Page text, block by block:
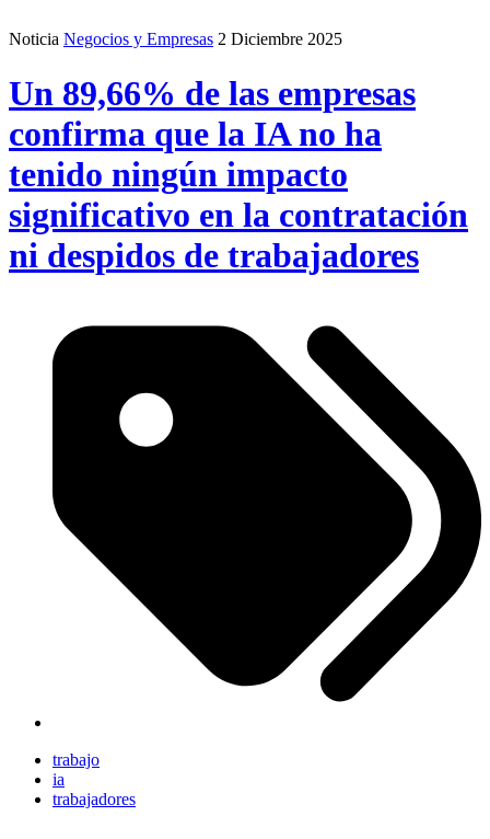
Noticia Negocios y Empresas 2 Diciembre 2025
Un 89,66% de las empresas
confirma que la IA no ha
tenido ningún impacto
significativo en la contratación
ni despidos de trabajadores
trabajo
ia
trabajadores